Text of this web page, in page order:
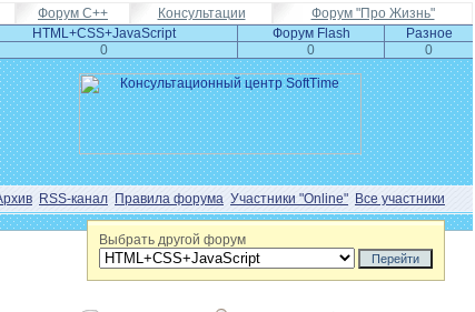
Форум С++ Консультации
Форум "Про Жизнь"
HTML+CSS+JavaScript Форум Flash
Разное
0 0
0
RSS-канал Правила форума Участники "Online" Все участники
Выбрать другой форум